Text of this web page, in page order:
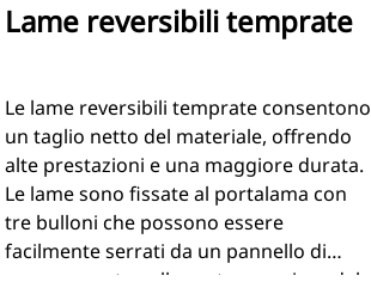
Lame reversibili temprate
Le lame reversibili temprate consentono
un taglio netto del materiale, offrendo
alte prestazioni e una maggiore durata.
Le lame sono fissate al portalama con
tre bulloni che possono essere
facilmente serrati da un pannello di
accesso posto sulla parte superiore del